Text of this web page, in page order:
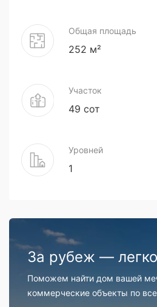
Общая площадь
252 м²
Участок
49 сот
Уровней
1
За рубеж — легко
Поможем найти дом вашей
коммерческие объекты по